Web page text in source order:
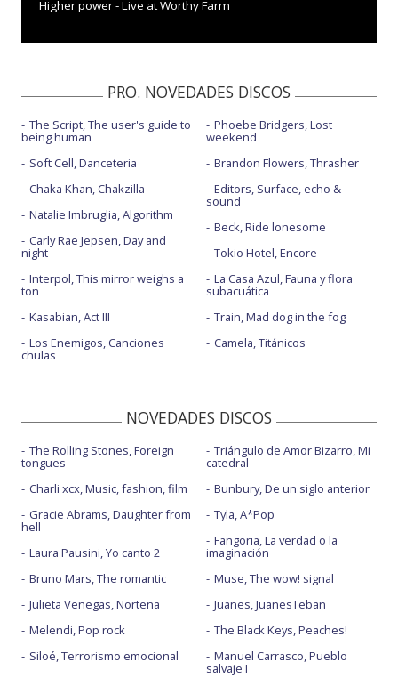
Higher power - Live at Worthy Farm
PRO. NOVEDADES DISCOS
The Script, The user's guide to
being human
Soft Cell, Danceteria
Chaka Khan, Chakzilla
Natalie Imbruglia, Algorithm
Carly Rae Jepsen, Day and
night
Interpol, This mirror weighs a
ton
Kasabian, Act III
Los Enemigos, Canciones
chulas
Phoebe Bridgers, Lost
weekend
Brandon Flowers, Thrasher
Editors, Surface, echo &
sound
Beck, Ride lonesome
Tokio Hotel, Encore
La Casa Azul, Fauna y flora
subacuática
Train, Mad dog in the fog
Camela, Titánicos
NOVEDADES DISCOS
The Rolling Stones, Foreign
tongues
Charli xcx, Music, fashion, film
Gracie Abrams, Daughter from
hell
Laura Pausini, Yo canto 2
Bruno Mars, The romantic
Julieta Venegas, Norteña
Melendi, Pop rock
Siloé, Terrorismo emocional
Triángulo de Amor Bizarro, Mi
catedral
Bunbury, De un siglo anterior
Tyla, A*Pop
Fangoria, La verdad o la
imaginación
Muse, The wow! signal
Juanes, JuanesTeban
The Black Keys, Peaches!
Manuel Carrasco, Pueblo
salvaje I